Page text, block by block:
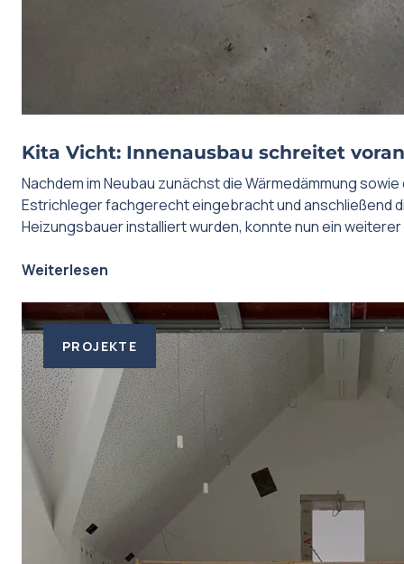
Kita Vicht: Innenausbau schreitet
Nachdem im Neubau zunächst die Wärmedämmung
Estrichleger fachgerecht eingebracht und anschließend
Heizungsbauer installiert wurden, konnte nun ein
Weiterlesen
PROJEKTE